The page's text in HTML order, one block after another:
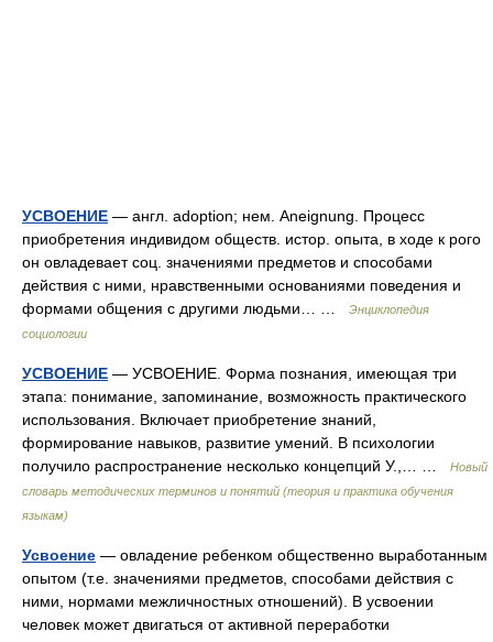
УСВОЕНИЕ — англ. adoption; нем. Aneignung. Процесс
приобретения индивидом обществ. истор. опыта, в ходе к рого
он овладевает соц. значениями предметов и способами
действия с ними, нравственными основаниями поведения и
формами общения с другими людьми… …
Энциклопедия
социологии
УСВОЕНИЕ — УСВОЕНИЕ. Форма познания, имеющая три
этапа: понимание, запоминание, возможность практического
использования. Включает приобретение знаний,
формирование навыков, развитие умений. В психологии
получило распространение несколько концепций У.,… …
Новый
словарь методических терминов и понятий (теория и практика обучения
языкам)
Усвоение — овладение ребенком общественно выработанным
опытом (т.е. значениями предметов, способами действия с
ними, нормами межличностных отношений). В усвоении
человек может двигаться от активной переработки